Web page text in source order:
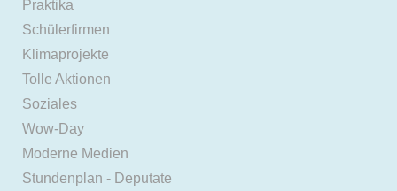
Praktika
Schülerfirmen
Klimaprojekte
Tolle Aktionen
Soziales
Wow-Day
Moderne Medien
Stundenplan - Deputate